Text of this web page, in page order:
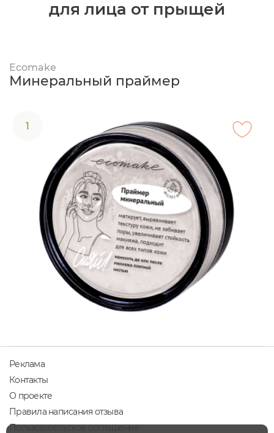
для лица от прыщей
Ecomake
Минеральный праймер
1
Реклама
Контакты
О проекте
Правила написания отзыва
Пользовательское соглашение